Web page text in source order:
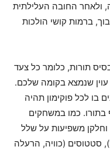
ולאחר החובה העלילתית
ברמות קושי הולכות
תורות, כלומר כל צעד
עוין שנמצא בקומה שלכם.
בו לכל פוקימון תהיה
בתורו. כמו במשחקים
משפיעות על שלל
סטטוסים (כוויה, הרעלה